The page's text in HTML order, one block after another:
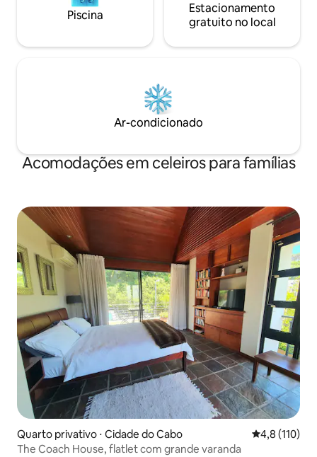
Piscina
Estacionamento
gratuito no local
Ar-condicionado
Acomodações em celeiros para famílias
Quarto privativo ⋅ Cidade do Cabo 4,8 de uma
4,8 (110)
The Coach House, flatlet com grande varanda